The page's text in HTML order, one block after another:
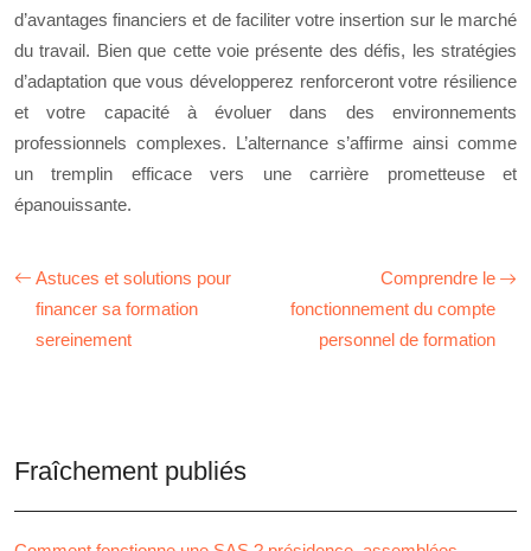
d’avantages financiers et de faciliter votre insertion sur le marché
du travail. Bien que cette voie présente des défis, les stratégies
d’adaptation que vous développerez renforceront votre résilience
et votre capacité à évoluer dans des environnements
professionnels complexes. L’alternance s’affirme ainsi comme
un tremplin efficace vers une carrière prometteuse et
épanouissante.
Astuces et solutions pour
financer sa formation
sereinement
Comprendre le
fonctionnement du compte
personnel de formation
Fraîchement publiés